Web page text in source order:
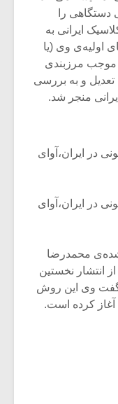
را
ایرانی به
اولیه‌ی وی (یا
موجب مرزبندی
و به بررسی
منجر شد.
در ایران،آوای
در ایران،آوای
شده‌ی محمد‌رضا
انتشار نخستین
گفت وی این روش
آغاز کرده است.